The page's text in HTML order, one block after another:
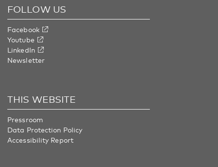
FOLLOW US
Facebook
Youtube
LinkedIn
Newsletter
THIS WEBSITE
Pressroom
Data Protection Policy
Accessibility Report